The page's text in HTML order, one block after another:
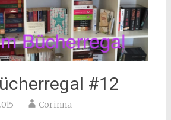
#12
Corinna